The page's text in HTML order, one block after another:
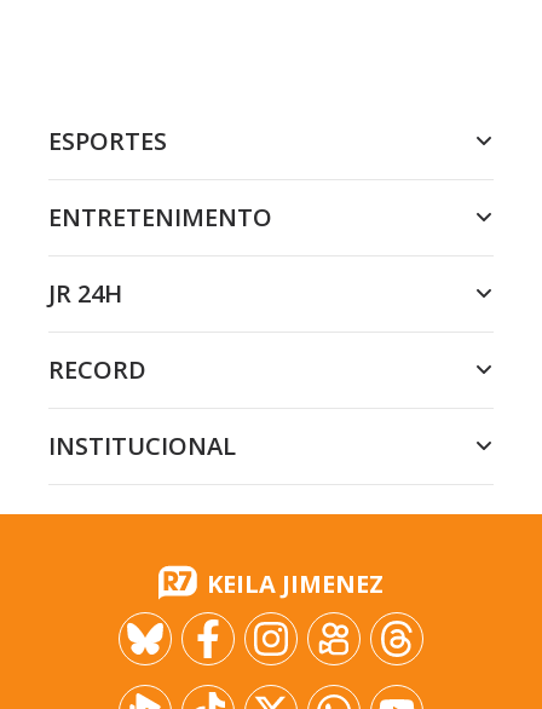
ESPORTES
ENTRETENIMENTO
JR 24H
RECORD
INSTITUCIONAL
KEILA JIMENEZ